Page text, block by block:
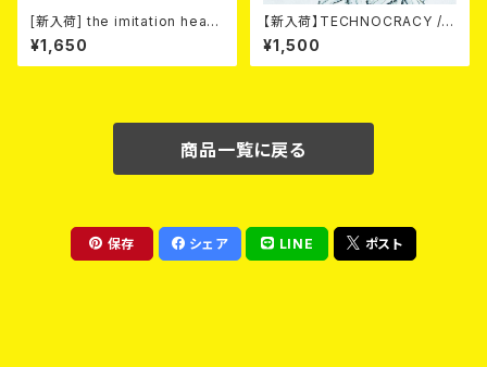
[新入荷] the imitation heart
s / City Lights Neon Heart
(7"EP)
¥1,650
【新入荷】TECHNOCRACY /T
O HELL/THE END (7"EP)
¥1,500
商品一覧に戻る
保存 シェア LINE ポスト